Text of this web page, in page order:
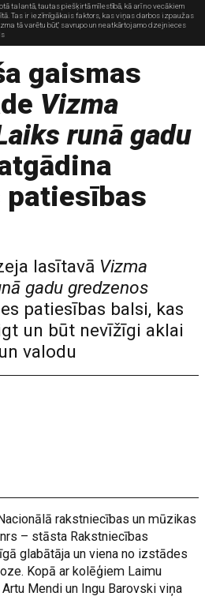
talantā, tautas piešķirtā mīlestībā, kā arī no vecākiem
Tas ir iezīmīgākais faktors, kas viņas darbos izpaužas
tā varētu būt," savrupo un neatkārtojamo dzejnieces
gaismas
Vizma
runā gadu
patiesības
lasītavā Vizma
gadu gredzenos
patiesības balsi, kas
un būt nevīžīgi aklai
valodu
rakstniecības un mūzikas
– stāsta Rakstniecības
glabātāja un viena no izstādes
Kopā ar kolēģiem Laimu
Mendi un Ingu Barovski viņa